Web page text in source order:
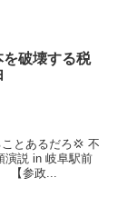
破壊する税
とあるだろ💢 不
演説 in 岐阜駅前
【参政...